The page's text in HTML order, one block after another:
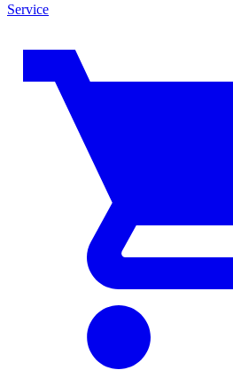
Service